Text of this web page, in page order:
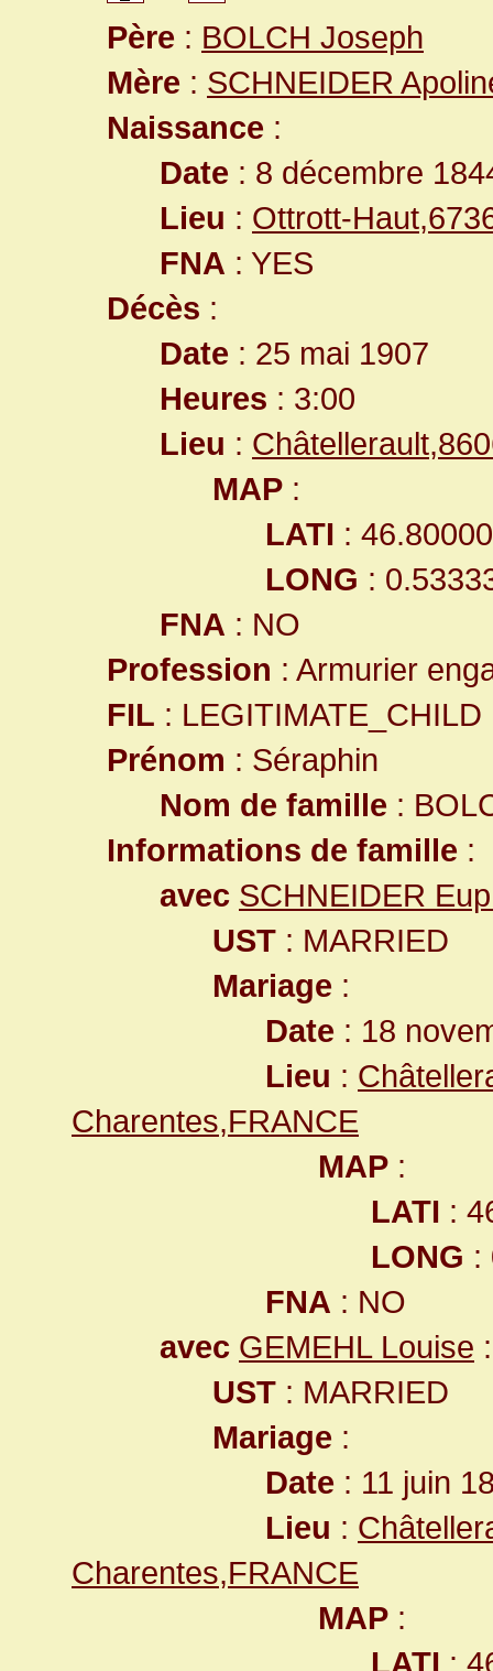
Père : BOLCH Joseph
Mère : SCHNEIDER
Naissance :
Date : 8 décembre
Lieu : Ottrott-
FNA : YES
Décès :
Date : 25 mai 1907
Heures : 3:00
Lieu :
MAP :
LATI :
LONG :
FNA : NO
Profession : Armurier
FIL : LEGITIMATE_CHILD
Prénom : Séraphin
Nom de famille :
Informations de famille :
avec SCHNEIDER
UST : MARRIED
Mariage :
Date : 18
Lieu :
Charentes,FRANCE
MAP :
LATI :
LONG :
FNA : NO
avec GEMEHL Louise :
UST : MARRIED
Mariage :
Date : 11 juin
Lieu :
Charentes,FRANCE
MAP :
LATI :